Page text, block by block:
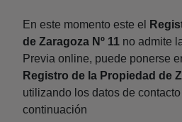
En este momento este el
de Zaragoza Nº 11 no admite
Previa online, puede ponerse
Registro de la Propiedad de
utilizando los datos de
continuación